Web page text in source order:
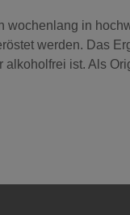
wochenlang in
werden. Das
ist. Als